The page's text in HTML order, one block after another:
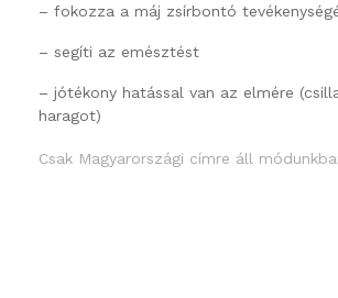
– fokozza a máj zsírbontó
– segíti az emésztést
– jótékony hatással van az elmére
haragot)
Csak Magyarországi címre áll